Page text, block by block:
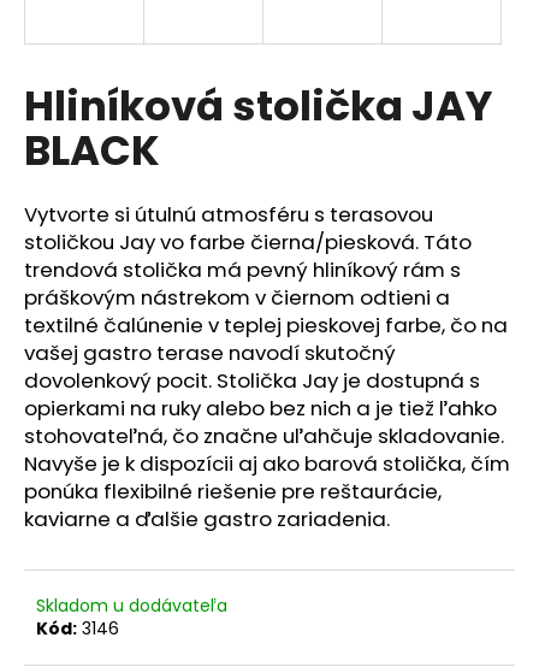
Hliníková stolička JAY
BLACK
Vytvorte si útulnú atmosféru s terasovou
stoličkou Jay vo farbe čierna/piesková. Táto
trendová stolička má pevný hliníkový rám s
práškovým nástrekom v čiernom odtieni a
textilné čalúnenie v teplej pieskovej farbe, čo na
vašej gastro terase navodí skutočný
dovolenkový pocit. Stolička Jay je dostupná s
opierkami na ruky alebo bez nich a je tiež ľahko
stohovateľná, čo značne uľahčuje skladovanie.
Navyše je k dispozícii aj ako barová stolička, čím
ponúka flexibilné riešenie pre reštaurácie,
kaviarne a ďalšie gastro zariadenia.
Skladom u dodávateľa
Kód: 3146
s
ť
?
HĽADAŤ
O
d
p
o
r
ú
a
m
e